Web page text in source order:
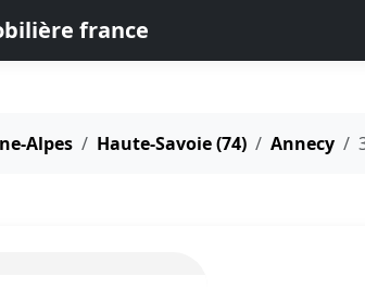
france
Alpes Haute-Savoie (74) Annecy